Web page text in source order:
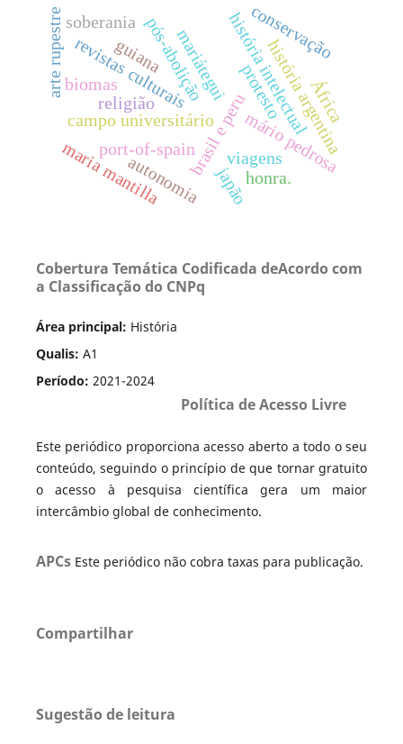
protesto
campo universitáriobrasil e perumário pedrosa
mariátegui
port-of-spain
pós-abolição
revistas culturais história intelectual
história argentina
religião
viagens
japão
guiana
autonomia honra.
biomas
conservação
maria mantilla
soberania
arte rupestre
África
Cobertura Temática Codificada deAcordo com
a Classificação do CNPq
Área principal: História
Qualis: A1
Período: 2021-2024
Política de Acesso Livre
Este periódico proporciona acesso aberto a todo o seu
conteúdo, seguindo o princípio de que tornar gratuito
o acesso à pesquisa científica gera um maior
intercâmbio global de conhecimento.
APCs Este periódico não cobra taxas para publicação.
Compartilhar
Sugestão de leitura